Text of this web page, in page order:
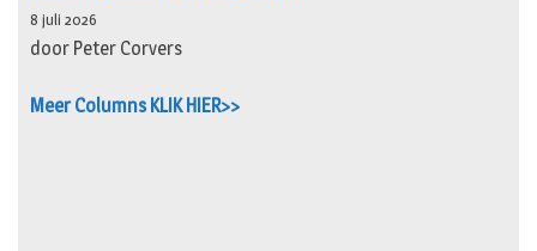
8 juli 2026
door Peter Corvers
Meer Columns KLIK HIER>>